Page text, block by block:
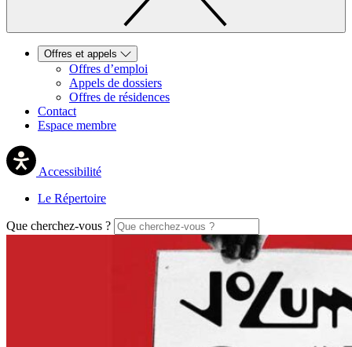
Offres et appels
Offres d’emploi
Appels de dossiers
Offres de résidences
Contact
Espace membre
Accessibilité
Le Répertoire
Que cherchez-vous ?